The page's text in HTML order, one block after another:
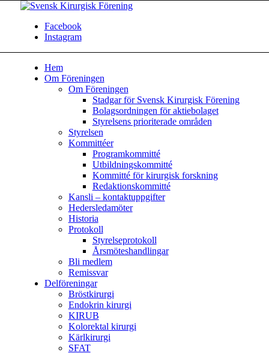
Facebook
Instagram
Hem
Om Föreningen
Om Föreningen
Stadgar för Svensk Kirurgisk Förening
Bolagsordningen för aktiebolaget
Styrelsens prioriterade områden
Styrelsen
Kommittéer
Programkommitté
Utbildningskommitté
Kommitté för kirurgisk forskning
Redaktionskommitté
Kansli – kontaktuppgifter
Hedersledamöter
Historia
Protokoll
Styrelseprotokoll
Årsmöteshandlingar
Bli medlem
Remissvar
Delföreningar
Bröstkirurgi
Endokrin kirurgi
KIRUB
Kolorektal kirurgi
Kärlkirurgi
SFAT